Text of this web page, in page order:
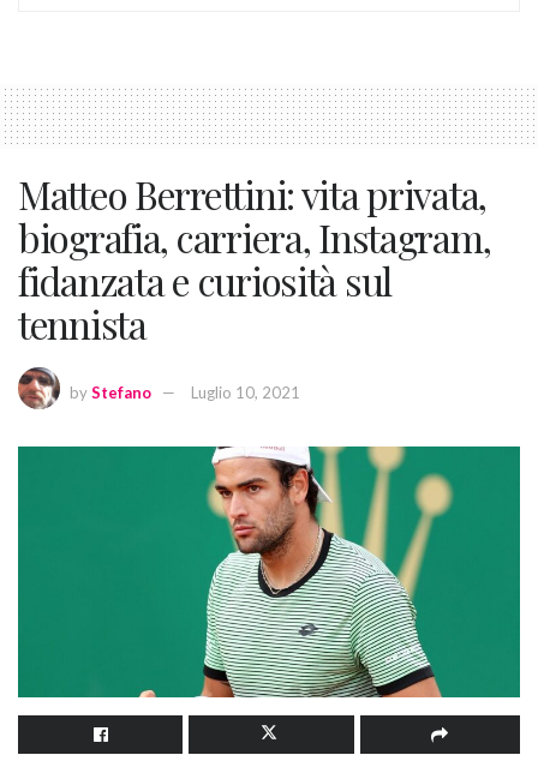
Matteo Berrettini: vita privata,
biografia, carriera, Instagram,
fidanzata e curiosità sul
tennista
byStefano Luglio 10, 2021